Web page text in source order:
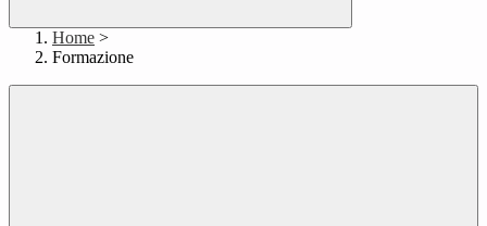
Home >
Formazione